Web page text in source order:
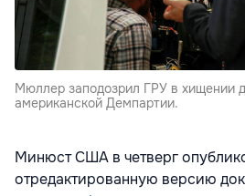
Мюллер заподозрил ГРУ в хищении
американской Демпартии.
Минюст США в четверг
отредактированную версию